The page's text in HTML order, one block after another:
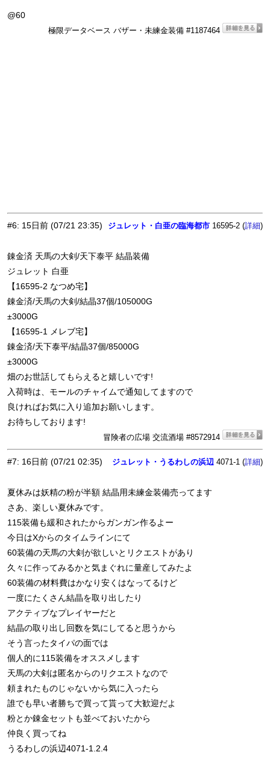
@60
極限データベース バザー・未練金装備 #1187464
#6: 15日前 (07/21 23:35) ジュレット・白亜の臨海都市 16595-2 (詳細)
錬金済 天馬の大剣/天下泰平 結晶装備
ジュレット 白亜
【16595-2 なつめ宅】
錬金済/天馬の大剣/結晶37個/105000G
±3000G
【16595-1 メレブ宅】
錬金済/天下泰平/結晶37個/85000G
±3000G
畑のお世話してもらえると嬉しいです!
入荷時は、モールのチャイムで通知してますので
良ければお気に入り追加お願いします。
お待ちしております!
冒険者の広場 交流酒場 #8572914
#7: 16日前 (07/21 02:35) ジュレット・うるわしの浜辺 4071-1 (詳細)
夏休みは妖精の粉が半額 結晶用未練金装備売ってます
さあ、楽しい夏休みです。
115装備も緩和されたからガンガン作るよー
今日はXからのタイムラインにて
60装備の天馬の大剣が欲しいとリクエストがあり
久々に作ってみるかと気まぐれに量産してみたよ
60装備の材料費はかなり安くはなってるけど
一度にたくさん結晶を取り出したり
アクティブなプレイヤーだと
結晶の取り出し回数を気にしてると思うから
そう言ったタイパの面では
個人的に115装備をオススメします
天馬の大剣は匿名からのリクエストなので
頼まれたものじゃないから気に入ったら
誰でも早い者勝ちで買って貰って大歓迎だよ
粉とか錬金セットも並べておいたから
仲良く買ってね
うるわしの浜辺4071-1.2.4